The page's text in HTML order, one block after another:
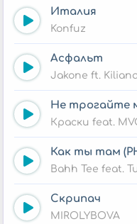
Италия
Konfuz
Асфальт
Jakone ft.
Не трогайте
Краски feat.
Как ты там
Bahh Tee feat.
Скрипач
MIROLYBOVA